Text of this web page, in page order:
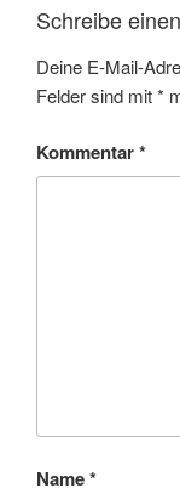
Schreibe
Deine E-Mail-
Felder sind mit*
Kommentar*
Name*